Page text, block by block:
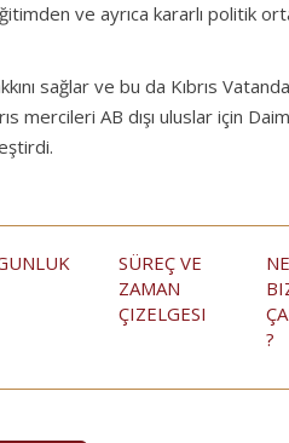
ve ayrıca kararlı politik
sağlar ve bu da Kıbrıs
mercileri AB dışı uluslar için
SÜREÇ VE
ZAMAN
ÇIZELGESI
?